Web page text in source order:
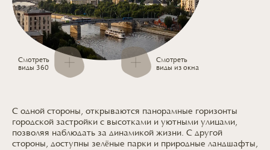
Смотреть
виды 360
Смотреть
виды из окна
С одной стороны, открываются панорамные горизонты
городской застройки с высотками и уютными улицами,
позволяя наблюдать за динамикой жизни. С другой
стороны, доступны зелёные парки и природные ландшафты,